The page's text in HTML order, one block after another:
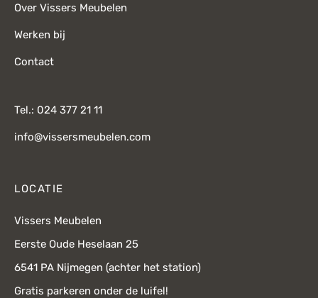
Over Vissers Meubelen
Werken bij
Contact
Tel.: 024 377 21 11
info@vissersmeubelen.com
LOCATIE
Vissers Meubelen
Eerste Oude Heselaan 25
6541 PA Nijmegen (achter het station)
Gratis parkeren onder de luifel!